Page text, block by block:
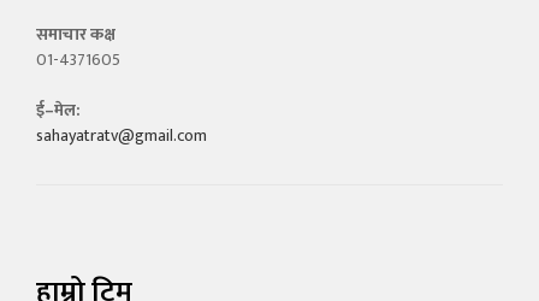
समाचार कक्ष
01-4371605
ई–मेल:
sahayatratv@gmail.com